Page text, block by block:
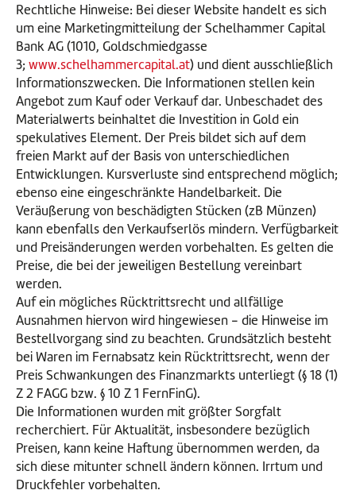
Rechtliche Hinweise: Bei dieser Website handelt es sich
um eine Marketingmitteilung der Schelhammer Capital
Bank AG (1010, Goldschmiedgasse
3; www.schelhammercapital.at) und dient ausschließlich
Informationszwecken. Die Informationen stellen kein
Angebot zum Kauf oder Verkauf dar. Unbeschadet des
Materialwerts beinhaltet die Investition in Gold ein
spekulatives Element. Der Preis bildet sich auf dem
freien Markt auf der Basis von unterschiedlichen
Entwicklungen. Kursverluste sind entsprechend möglich;
ebenso eine eingeschränkte Handelbarkeit. Die
Veräußerung von beschädigten Stücken (zB Münzen)
kann ebenfalls den Verkaufserlös mindern. Verfügbarkeit
und Preisänderungen werden vorbehalten. Es gelten die
Preise, die bei der jeweiligen Bestellung vereinbart
werden.
Auf ein mögliches Rücktrittsrecht und allfällige
Ausnahmen hiervon wird hingewiesen - die Hinweise im
Bestellvorgang sind zu beachten. Grundsätzlich besteht
bei Waren im Fernabsatz kein Rücktrittsrecht, wenn der
Preis Schwankungen des Finanzmarkts unterliegt (§ 18 (1)
Z 2 FAGG bzw. § 10 Z 1 FernFinG).
Die Informationen wurden mit größter Sorgfalt
recherchiert. Für Aktualität, insbesondere bezüglich
Preisen, kann keine Haftung übernommen werden, da
sich diese mitunter schnell ändern können. Irrtum und
Druckfehler vorbehalten.